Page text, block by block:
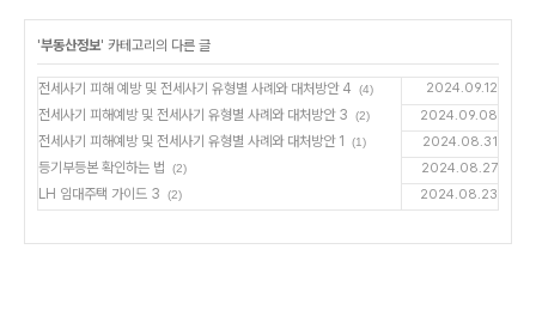
'부동산정보' 카테고리의 다른 글
전세사기 피해 예방 및 전세사기 유형별 사례와 대처방안 4 (4) 2024.09.12
전세사기 피해예방 및 전세사기 유형별 사례와 대처방안 3 (2) 2024.09.08
전세사기 피해예방 및 전세사기 유형별 사례와 대처방안 1 (1) 2024.08.31
등기부등본 확인하는 법 (2) 2024.08.27
LH 임대주택 가이드 3 (2) 2024.08.23